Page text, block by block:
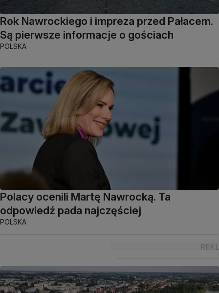
Rok Nawrockiego i impreza przed Pałacem.
Są pierwsze informacje o gościach
POLSKA
Polacy ocenili Martę Nawrocką. Ta
odpowiedź pada najczęściej
POLSKA